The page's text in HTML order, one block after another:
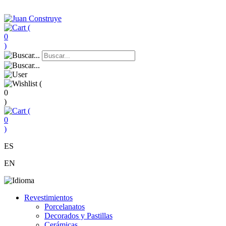
(
0
)
(
0
)
(
0
)
ES
EN
Revestimientos
Porcelanatos
Decorados y Pastillas